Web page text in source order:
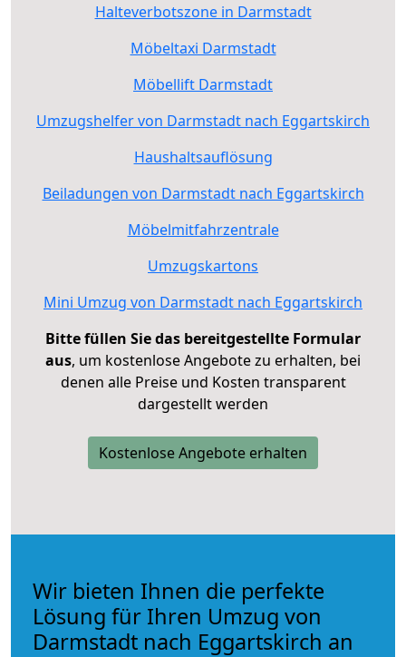
Halteverbotszone in Darmstadt
Möbeltaxi Darmstadt
Möbellift Darmstadt
Umzugshelfer von Darmstadt nach Eggartskirch
Haushaltsauflösung
Beiladungen von Darmstadt nach Eggartskirch
Möbelmitfahrzentrale
Umzugskartons
Mini Umzug von Darmstadt nach Eggartskirch
Bitte füllen Sie das bereitgestellte Formular
aus, um kostenlose Angebote zu erhalten, bei
denen alle Preise und Kosten transparent
dargestellt werden
Kostenlose Angebote erhalten
Wir bieten Ihnen die perfekte
Lösung für Ihren Umzug von
Darmstadt nach Eggartskirch an